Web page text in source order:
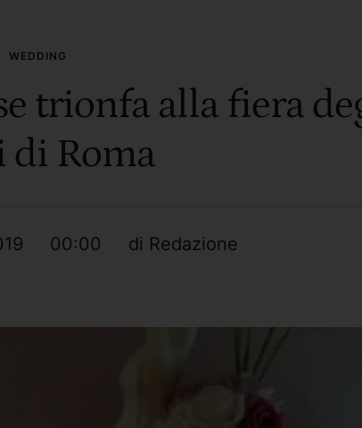
WEDDING
trionfa alla fiera
di Roma
00:00 di Redazione